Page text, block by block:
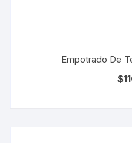
Empotrado De
$